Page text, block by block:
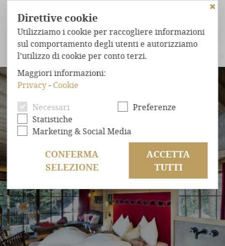
ROMANTIK CHALET TIROL CHALET
CHALETNEL BOSCO
BENESSEREASSOLUTO
POSIZIONEESCLUSIVA
RICHIESTA
✖
Direttive cookie
Utilizziamo i cookie per raccogliere informazioni
sul comportamento degli utenti e autorizziamo
l’utilizzo di cookie per conto terzi.
Maggiori informazioni:
Privacy-Cookie
Necessari
Preferenze
Statistiche
Marketing & Social Media
CONFERMA
SELEZIONE
ACCETTA
TUTTI